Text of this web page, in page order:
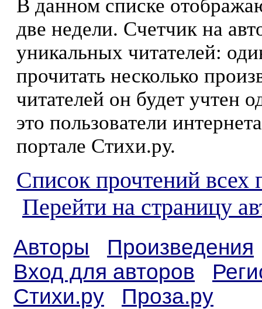
В данном списке
две недели. Счетчик на
уникальных читателей:
прочитать несколько
читателей он будет учтен
это пользователи
портале Стихи.ру.
Список прочтений всех
Перейти на страницу
Авторы
Произведения
Вход для авторов
Стихи.ру
Проза.ру